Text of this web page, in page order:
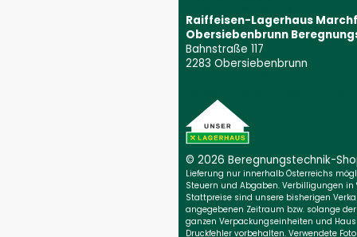
Raiffeisen-Lagerhaus
Obersiebenbrunn
Bahnstraße 117
2283 Obersiebenbrunn
© 2026 Beregnungs­technik-
Lieferung nur innerhalb Österreichs
Steuern und Abgaben. Verbilligungen
Stattpreise sind unsere bisherigen
angegebenen Zeitraum bzw. solange
ganzen Verpackungseinheiten und
Druckfehler vorbehalten. Verwendete